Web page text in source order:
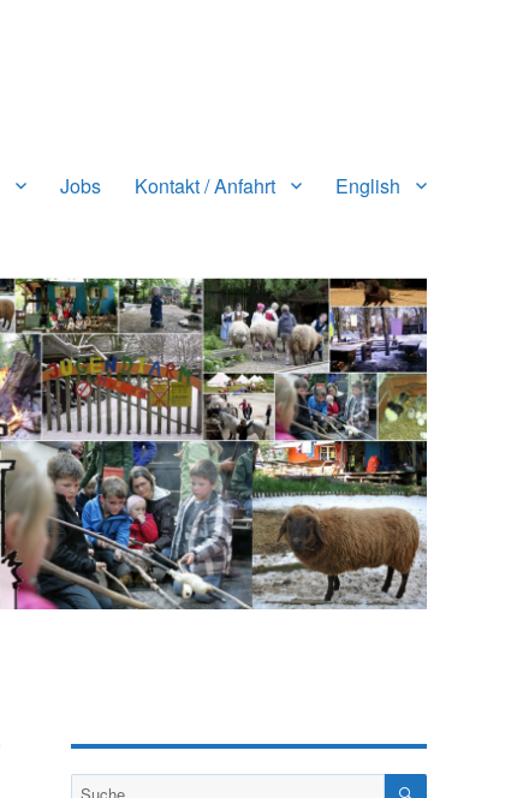
Jobs Kontakt / Anfahrt English
Suche
SUCHEN